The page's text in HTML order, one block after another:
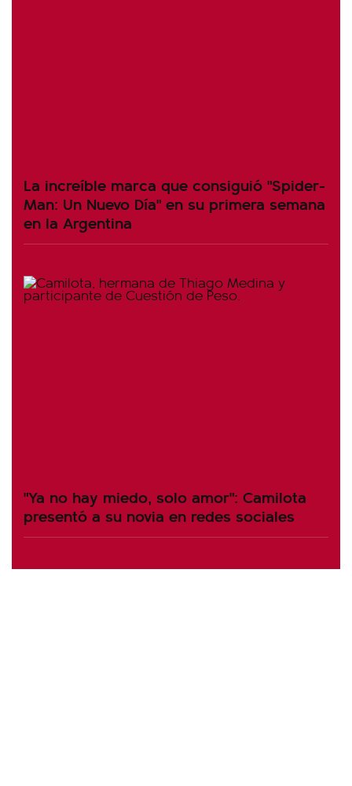
La increíble marca que consiguió "Spider-
Man: Un Nuevo Día" en su primera semana
en la Argentina
"Ya no hay miedo, solo amor": Camilota
presentó a su novia en redes sociales